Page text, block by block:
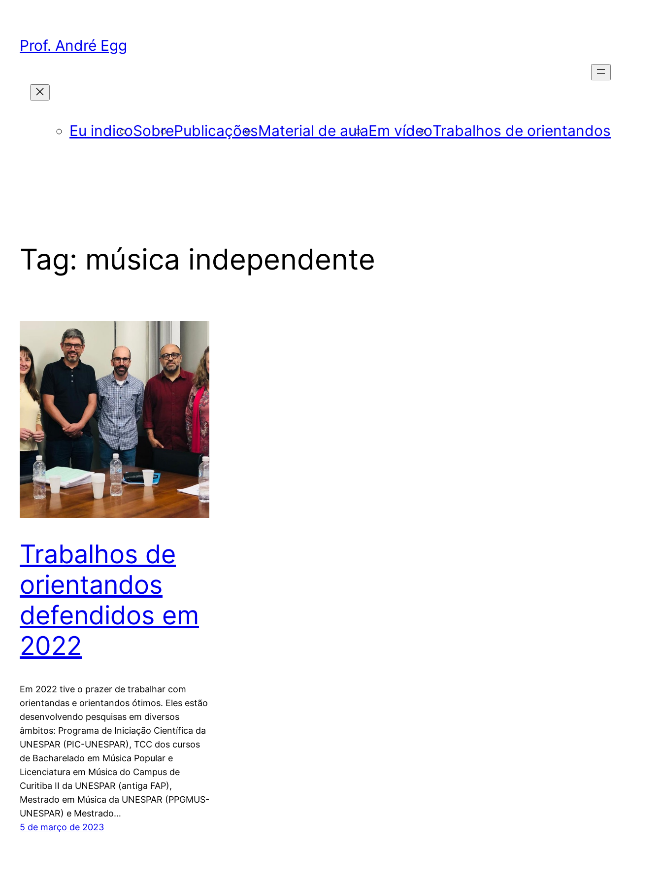
conteúdo
Prof. André Egg
Eu indicoSobrePublicaçõesMaterial de aulaEm vídeoTrabalhos de orientandos
Tag: música independente
Trabalhos de
orientandos
defendidos em
2022
Em 2022 tive o prazer de trabalhar com
orientandas e orientandos ótimos. Eles estão
desenvolvendo pesquisas em diversos
âmbitos: Programa de Iniciação Científica da
UNESPAR (PIC-UNESPAR), TCC dos cursos
de Bacharelado em Música Popular e
Licenciatura em Música do Campus de
Curitiba II da UNESPAR (antiga FAP),
Mestrado em Música da UNESPAR (PPGMUS-
UNESPAR) e Mestrado…
5 de março de 2023